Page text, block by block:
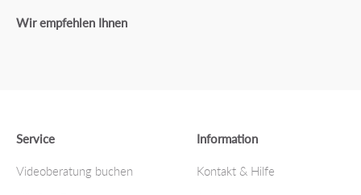
Wir empfehlen Ihnen
Service
Videoberatung buchen
Information
Kontakt & Hilfe